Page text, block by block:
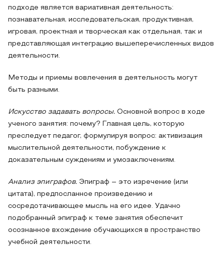
подходе является вариативная деятельность:
познавательная, исследовательская, продуктивная,
игровая, проектная и творческая как отдельная, так и
представляющая интеграцию вышеперечисленных видов
деятельности.
Методы и приемы вовлечения в деятельность могут
быть разными.
Искусство задавать вопросы. Основной вопрос в ходе
ученого занятия: почему? Главная цель, которую
преследует педагог, формулируя вопрос: активизация
мыслительной деятельности, побуждение к
доказательным суждениям и умозаключениям.
Анализ эпиграфов. Эпиграф – это изречение (или
цитата), предпосланное произведению и
сосредотачивающее мысль на его идее. Удачно
подобранный эпиграф к теме занятия обеспечит
осознанное вхождение обучающихся в пространство
учебной деятельности.